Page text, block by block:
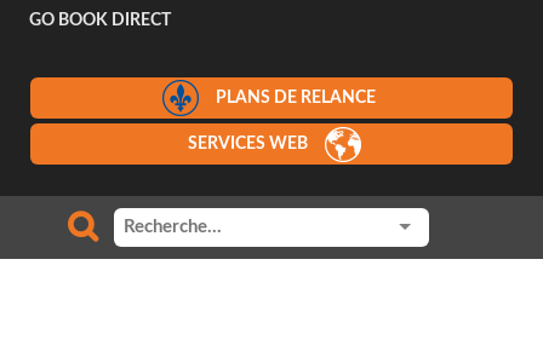
GO BOOK DIRECT
PLANS DE RELANCE
SERVICES WEB